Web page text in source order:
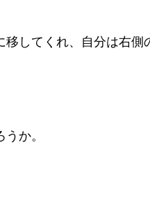
してくれ、自分は右側
か。